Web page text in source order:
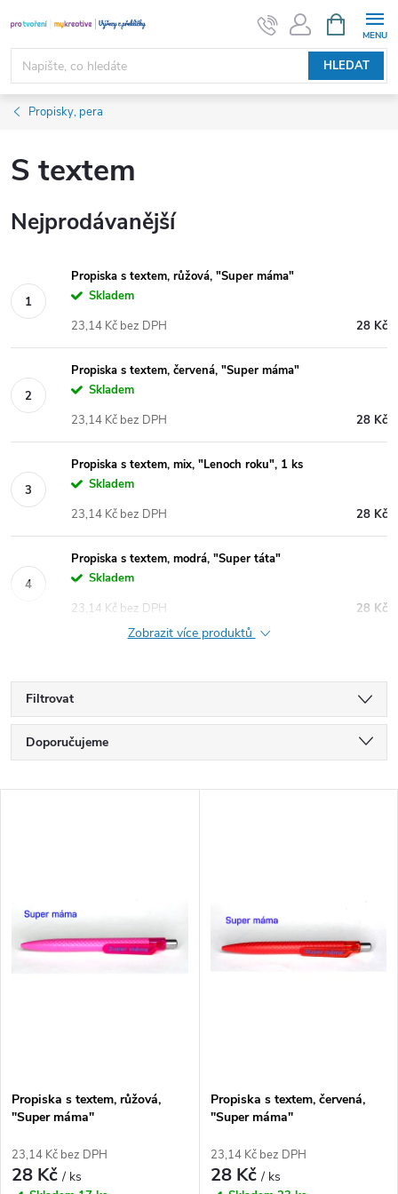
na
obsah
HLEDAT
NÁKUPNÍ
KOŠÍK
Propisky, pera
S textem
Nejprodávanější
Propiska s textem, růžová, "Super máma"
Skladem
28 Kč
23,14 Kč bez DPH
Propiska s textem, červená, "Super máma"
Skladem
28 Kč
23,14 Kč bez DPH
Propiska s textem, mix, "Lenoch roku", 1 ks
Skladem
28 Kč
23,14 Kč bez DPH
Propiska s textem, modrá, "Super táta"
Skladem
28 Kč
23,14 Kč bez DPH
Zobrazit více produktů
Filtrovat
Ř
a
n
í
o
d
Doporučujeme
p
i
o
d
Propiska s textem, růžová,
"Super máma"
23,14 Kč bez DPH
28 Kč/ ks
Propiska s textem, červená,
"Super máma"
23,14 Kč bez DPH
28 Kč/ ks